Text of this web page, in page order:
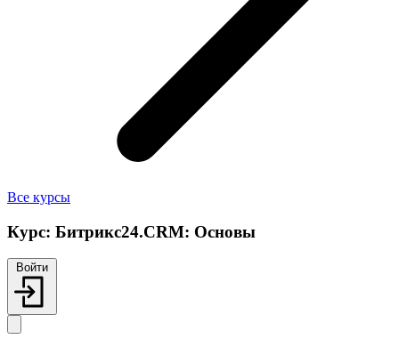
Все курсы
Курс: Битрикс24.CRM: Основы
Войти